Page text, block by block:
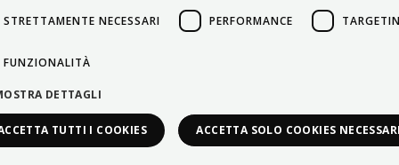
POLSKI
STRETTAMENTE NECESSARI
PERFORMANCE
FUNZIONALITÀ
DETTAGLI
TUTTI I COOKIES ACCETTA SOLO COOKIES